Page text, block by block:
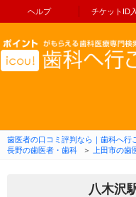
ヘルプ チケットID
歯医者の口コミ評判なら｜歯科へ行
長野の歯医者・歯科
＞ 上田市の歯
八木沢